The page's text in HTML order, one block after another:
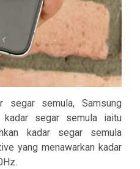
segar semula, Samsung
kadar segar semula iaitu
kadar segar semula
yang menawarkan kadar